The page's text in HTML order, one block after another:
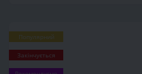
Популярний
Закінчується